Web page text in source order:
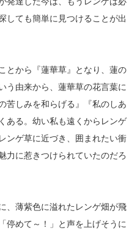
しても簡単に見つけることが出
とから『蓮華草』となり、蓮の
う由来から、蓮華草の花言葉に
苦しみを和らげる』『私のしあ
ある。幼い私も遠くからレンゲ
ンゲ草に近づき、囲まれたい衝
力に惹きつけられていたのだろ
、薄紫色に溢れたレンゲ畑が飛
停めて～！」と声を上げそうに